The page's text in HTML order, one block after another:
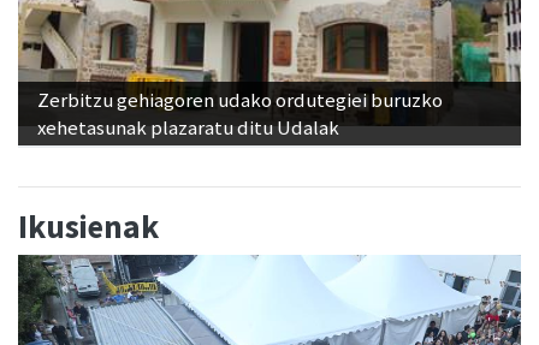
Zerbitzu gehiagoren udako ordutegiei buruzko
xehetasunak plazaratu ditu Udalak
Ikusienak